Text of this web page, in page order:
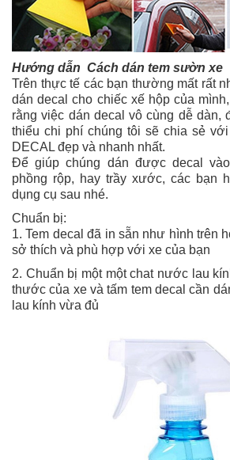
Hướng dẫn Cách dán tem sườn xe
Trên thực tế các bạn thường mất rất
dán decal cho chiếc xế hộp của
rằng việc dán decal vô cùng dễ dàn,
thiểu chi phí chúng tôi sẽ chia sẻ
DECAL đẹp và nhanh nhất.
Để giúp chúng dán được decal
phồng rộp, hay trầy xước, các bạn
dụng cụ sau nhé.
Chuẩn bị:
1. Tem decal đã in sẵn như hình trên
sở thích và phù hợp với xe của bạn
2. Chuẩn bị một một chat nước lau
thước của xe và tấm tem decal cần
lau kính vừa đủ